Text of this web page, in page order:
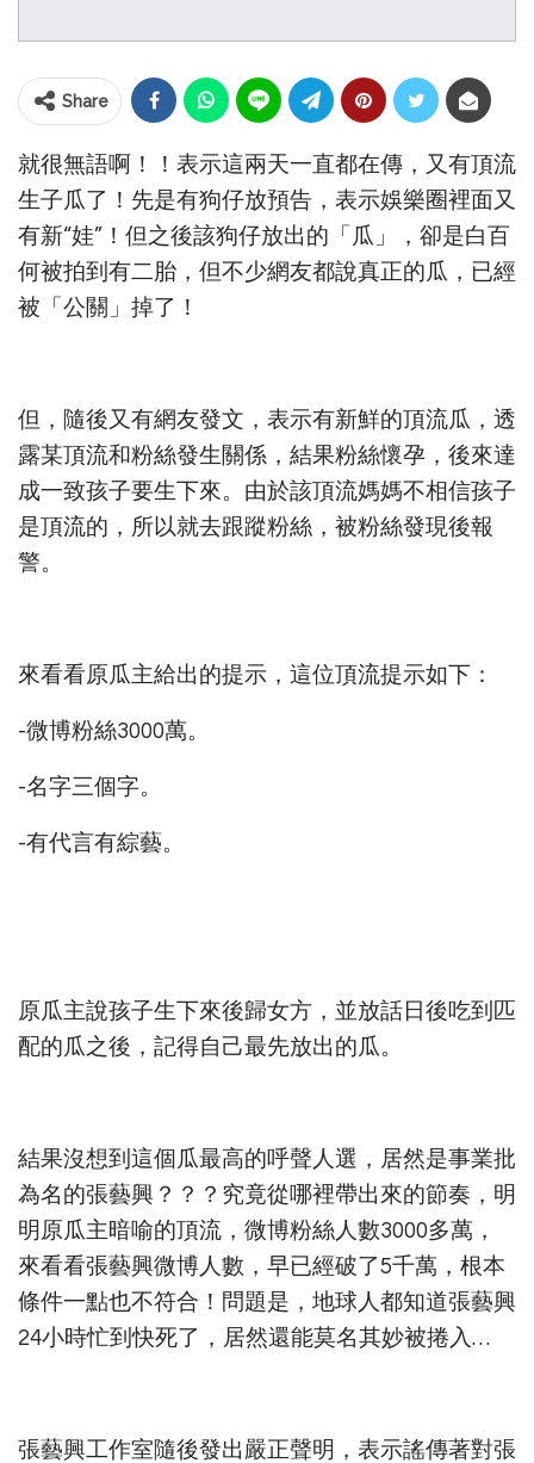
Share
就很無語啊！！表示這兩天一直都在傳，又有頂流
生子瓜了！先是有狗仔放預告，表示娛樂圈裡面又
有新“娃”！但之後該狗仔放出的「瓜」，卻是白百
何被拍到有二胎，但不少網友都說真正的瓜，已經
被「公關」掉了！
但，隨後又有網友發文，表示有新鮮的頂流瓜，透
露某頂流和粉絲發生關係，結果粉絲懷孕，後來達
成一致孩子要生下來。由於該頂流媽媽不相信孩子
是頂流的，所以就去跟蹤粉絲，被粉絲發現後報
警。
來看看原瓜主給出的提示，這位頂流提示如下：
-微博粉絲3000萬。
-名字三個字。
-有代言有綜藝。
原瓜主說孩子生下來後歸女方，並放話日後吃到匹
配的瓜之後，記得自己最先放出的瓜。
結果沒想到這個瓜最高的呼聲人選，居然是事業批
為名的張藝興？？？究竟從哪裡帶出來的節奏，明
明原瓜主暗喻的頂流，微博粉絲人數3000多萬，
來看看張藝興微博人數，早已經破了5千萬，根本
條件一點也不符合！問題是，地球人都知道張藝興
24小時忙到快死了，居然還能莫名其妙被捲入…
張藝興工作室隨後發出嚴正聲明，表示謠傳著對張